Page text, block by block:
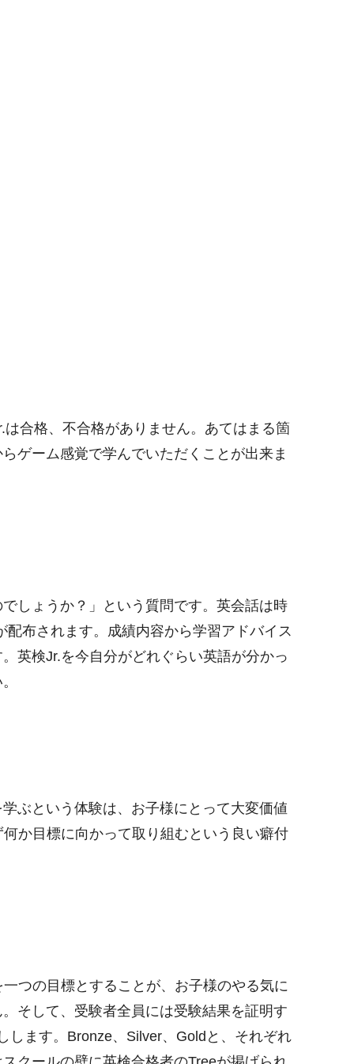
合格、不合格がありません。あてはまる箇
ゲーム感覚で学んでいただくことが出来ま
しょうか？」という質問です。英会話は時
布されます。成績内容から学習アドバイス
英検Jr.を今自分がどれぐらい英語が分かっ
ぶという体験は、お子様にとって大変価値
か目標に向かって取り組むという良い癖付
つの目標とすることが、お子様のやる気に
そして、受験者全員には受験結果を証明す
します。Bronze、Silver、Goldと、それぞれ